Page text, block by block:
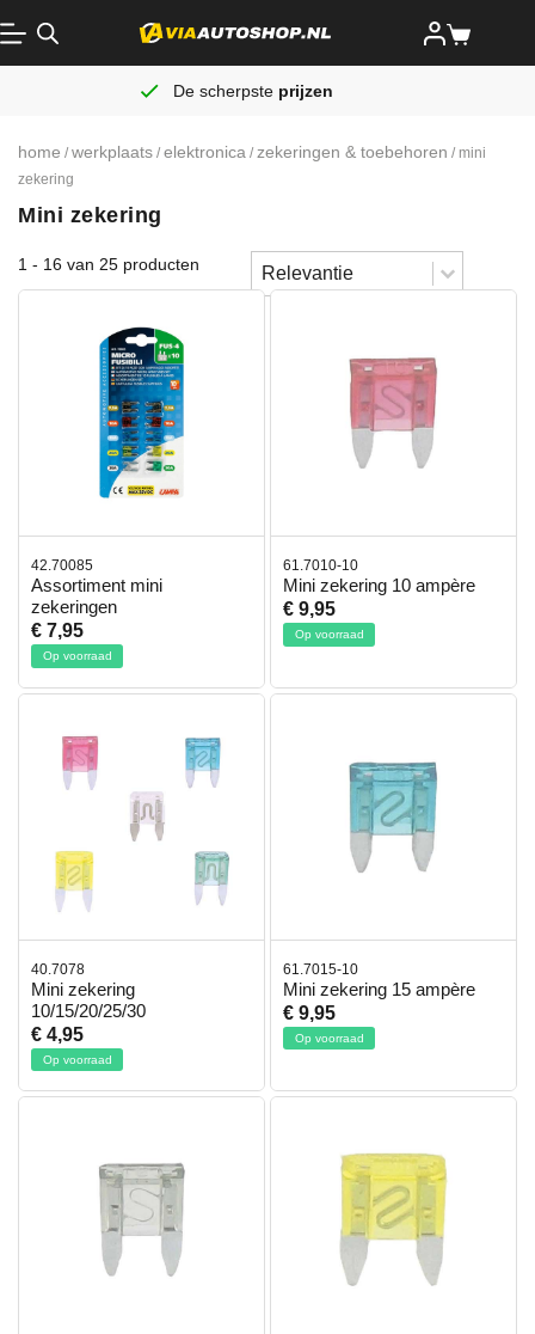
De scherpste prijzen
home / werkplaats / elektronica / zekeringen & toebehoren / mini
zekering
Mini zekering
1 - 16 van 25 producten Sorteren
Sort content
Sort content
42.70085
Assortiment mini
zekeringen
€ 7,95
Op voorraad
61.7010-10
Mini zekering 10 ampère
€ 9,95
Op voorraad
40.7078
Mini zekering
10/15/20/25/30
€ 4,95
Op voorraad
61.7015-10
Mini zekering 15 ampère
€ 9,95
Op voorraad